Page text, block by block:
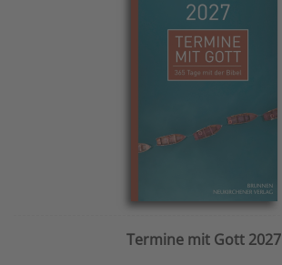
Termine mit Gott 2027